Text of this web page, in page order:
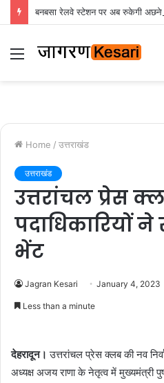
Menu
Home / उत्तराखंड
उत्तराखंड
उत्तरांचल प्रेस
पदाधिकारियों
भेंट
Jagran Kesari January 4, 2023
Less than a minute
देहरादून। उत्तरांचल प्रेस क्लब की नव
अध्यक्ष अजय राणा के नेतृत्व में मुख्यमंत्री